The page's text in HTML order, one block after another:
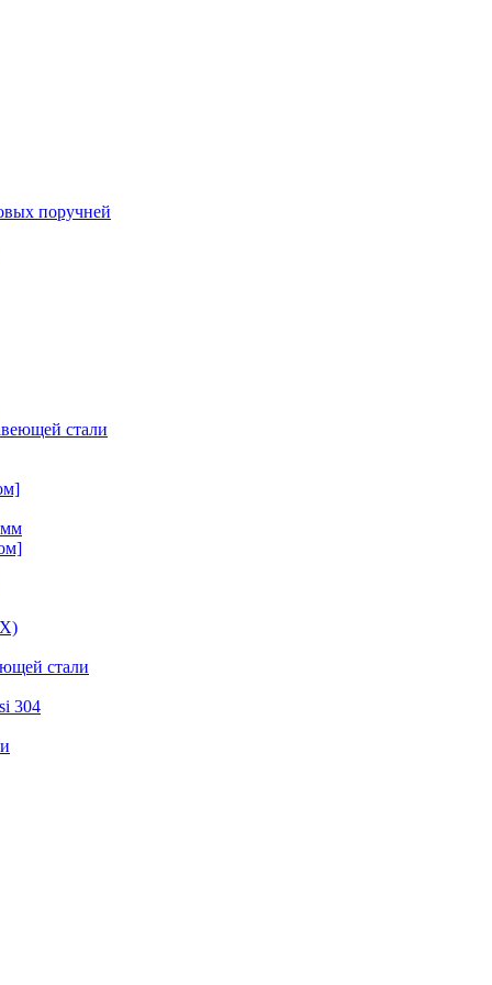
поручней
стали
мм
стали
304